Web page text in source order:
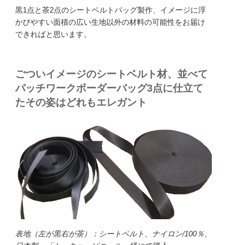
黒1点と茶2点のシートベルトバッグ製作、イメージに浮
かびやすい面積の広い生地以外の材料の可能性をお届け
できればと思います。
ごついイメージのシートベルト材、並べて
パッチワークボーダーバッグ3点に仕立て
たその姿はどれもエレガント
表地（左が黒右が茶）：シートベルト、ナイロン/100％、